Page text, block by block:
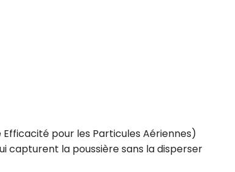
Efficacité pour les Particules Aériennes)
capturent la poussière sans la disperser